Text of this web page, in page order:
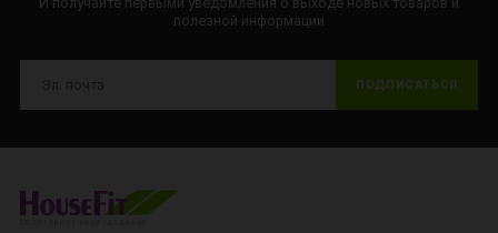
полезной информации
ПОДПИСАТЬСЯ